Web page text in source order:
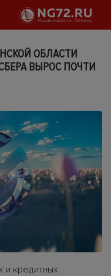
ОБЛАСТИ
ВЫРОС ПОЧТИ
и кредитных